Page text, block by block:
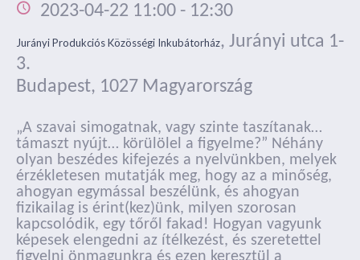
2023-04-22 11:00 - 12:30
Jurányi Produkciós Közösségi Inkubátorház, Jurányi utca 1-
3.
Budapest, 1027 Magyarország
„A szavai simogatnak, vagy szinte taszítanak…
támaszt nyújt… körülölel a figyelme?” Néhány
olyan beszédes kifejezés a nyelvünkben, melyek
érzékletesen mutatják meg, hogy az a minőség,
ahogyan egymással beszélünk, és ahogyan
fizikailag is érint(kez)ünk, milyen szorosan
kapcsolódik, egy tőről fakad! Hogyan vagyunk
képesek elengedni az ítélkezést, és szeretettel
figyelni önmagunkra és ezen keresztül a